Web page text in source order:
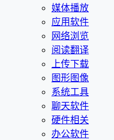
媒体播放
应用软件
网络浏览
阅读翻译
上传下载
图形图像
系统工具
聊天软件
硬件相关
办公软件